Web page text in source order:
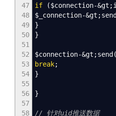
47
48
49
50
51
52
53
54
55
56
57
58
if
($connection-&gt ;
$_connection-&gt ;send
}
}
$connection-&gt ;send (
break;
}
}
// 针对uid推送数据